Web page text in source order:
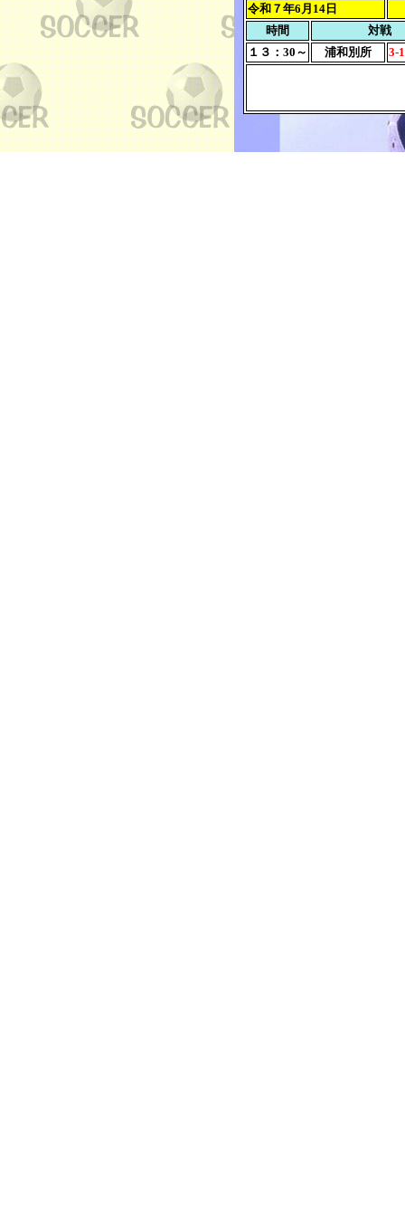
令和７年6月14日
時間
対戦
１３：30～
浦和別所 3-1